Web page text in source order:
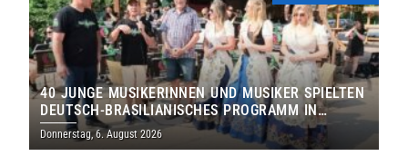
40 JUNGE MUSIKERINNEN UND MUSIKER SPIELTEN
DEUTSCH-BRASILIANISCHES PROGRAMM IN
THOLEY
Donnerstag, 6. August 2026